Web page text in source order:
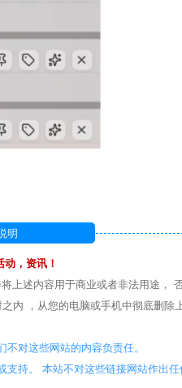
明
，资讯！
述内容用于商业或者非法用途，
内 ，从您的电脑或手机中彻底删除上
对这些网站的内容负责任。
持。 本站不对这些链接网站作出